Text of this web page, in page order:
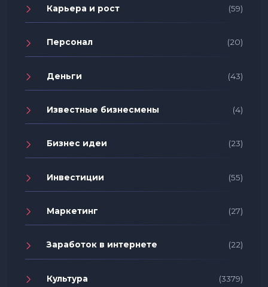
Карьера и рост (59)
Персонал (20)
Деньги (43)
Известные бизнесмены (4)
Бизнес идеи (23)
Инвестиции (55)
Маркетинг (27)
Заработок в интернете (22)
Культура (3379)